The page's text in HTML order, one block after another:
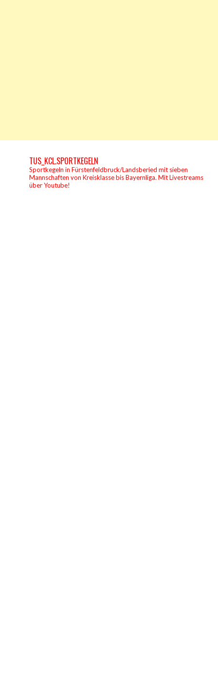
TUS_KCL.SPORTKEGELN
Sportkegeln in Fürstenfeldbruck/Landsberied mit sieben
Mannschaften von Kreisklasse bis Bayernliga. Mit Livestreams
über Youtube!